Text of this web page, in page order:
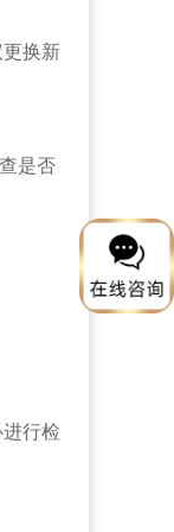
换新
是否
行检